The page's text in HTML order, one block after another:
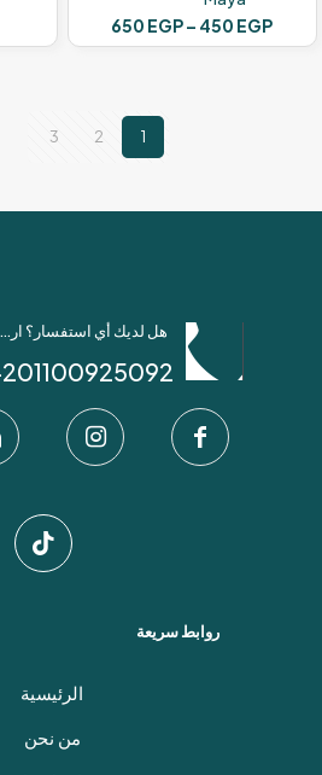
450 EGP
–
650 EGP
نطاق
السعر:
الأشكال
المختلفة
يمكن
المنتج
1
2
3
هل لديك أي استفسار؟ ارسل لنا عبر واتساب!
201100925092+
روابط سريعة
الرئيسية
من نحن